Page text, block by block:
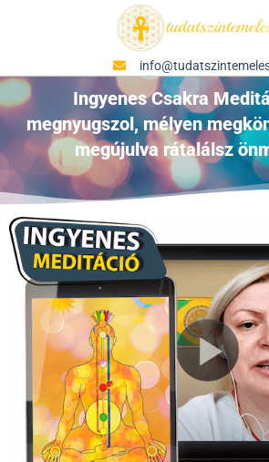
Ingyenes Csakra
megnyugszol, mélyen
megújulva rátalálsz